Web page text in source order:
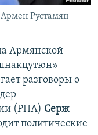
Рустамян
Армянской
разговоры о
(РПА) Серж
политические